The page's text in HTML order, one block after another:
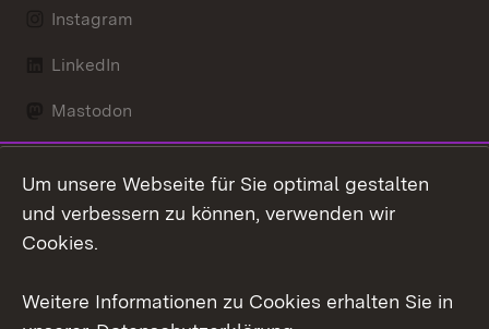
Instagram
LinkedIn
Mastodon
X / Twitter
Youtube
Um unsere Webseite für Sie optimal gestalten
und verbessern zu können, verwenden wir
Cookies.
Weitere Informationen zu Cookies erhalten Sie in